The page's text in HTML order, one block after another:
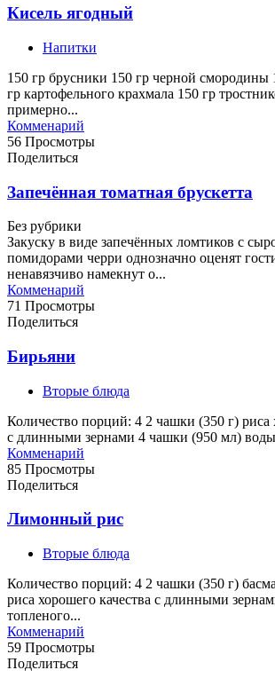
Кисель ягодный
Напитки
150 гр брусники 150 гр черной
гр картофельного крахмала 150 гр
примерно...
Комменарий
56 Просмотры
Поделиться
Запечённая томатная брускетта
Без рубрики
Закуску в виде запечённых ломтиков с
помидорами черри однозначно оценят
ненавязчиво намекнут о...
Комменарий
71 Просмотры
Поделиться
Бирьяни
Вторые блюда
Количество порций: 4 2 чашки (350 г) риса
с длинными зернами 4 чашки (950 мл)
Комменарий
85 Просмотры
Поделиться
Лимонный рис
Вторые блюда
Количество порций: 4 2 чашки (350 г)
риса хорошего качества с длинными
топленого...
Комменарий
59 Просмотры
Поделиться